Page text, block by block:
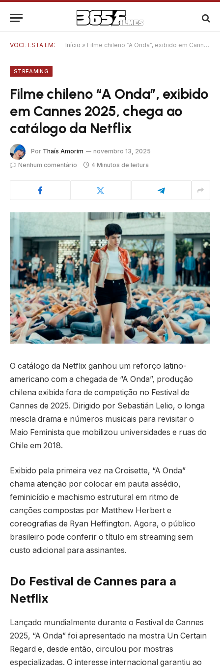
VOCÊ ESTÁ EM: Início » Filme chileno “A Onda”, exibido em Cannes 2025, chega ao catálogo da Netflix
STREAMING
Filme chileno “A Onda”, exibido
em Cannes 2025, chega ao
catálogo da Netflix
Por Thaís Amorim
novembro 13, 2025
Nenhum comentário
4 Minutos de leitura
O catálogo da Netflix ganhou um reforço latino-
americano com a chegada de “A Onda”, produção
chilena exibida fora de competição no Festival de
Cannes de 2025. Dirigido por Sebastián Lelio, o longa
mescla drama e números musicais para revisitar o
Maio Feminista que mobilizou universidades e ruas do
Chile em 2018.
Exibido pela primeira vez na Croisette, “A Onda”
chama atenção por colocar em pauta assédio,
feminicídio e machismo estrutural em ritmo de
canções compostas por Matthew Herbert e
coreografias de Ryan Heffington. Agora, o público
brasileiro pode conferir o título em streaming sem
custo adicional para assinantes.
Do Festival de Cannes para a
Netflix
Lançado mundialmente durante o Festival de Cannes
2025, “A Onda” foi apresentado na mostra Un Certain
Regard e, desde então, circulou por mostras
especializadas. O interesse internacional garantiu ao